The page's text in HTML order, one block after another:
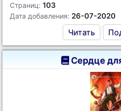
Страниц: 103
Дата добавления: 26-07-2020
Читать
Сердце